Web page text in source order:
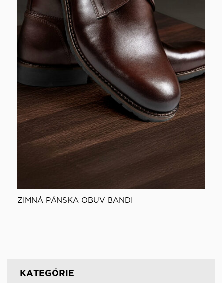
KATEGÓRIE
ZIMNÁ PÁNSKA OBUV BANDI